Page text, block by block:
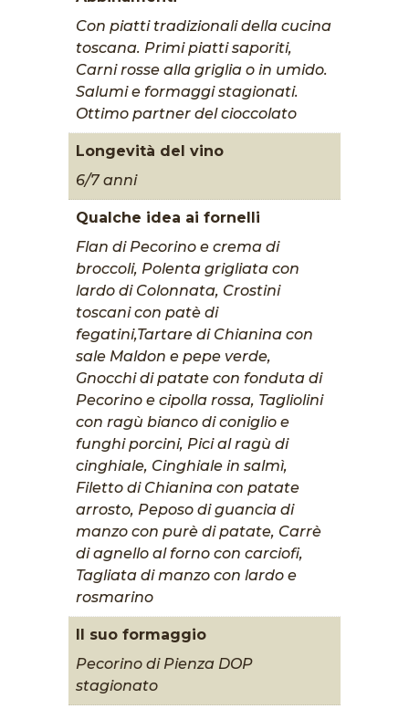
Con piatti tradizionali della cucina
toscana. Primi piatti saporiti,
Carni rosse alla griglia o in umido.
Salumi e formaggi stagionati.
Ottimo partner del cioccolato
Longevità del vino
6/7 anni
Qualche idea ai fornelli
Flan di Pecorino e crema di
broccoli, Polenta grigliata con
lardo di Colonnata, Crostini
toscani con patè di
fegatini,Tartare di Chianina con
sale Maldon e pepe verde,
Gnocchi di patate con fonduta di
Pecorino e cipolla rossa, Tagliolini
con ragù bianco di coniglio e
funghi porcini, Pici al ragù di
cinghiale, Cinghiale in salmì,
Filetto di Chianina con patate
arrosto, Peposo di guancia di
manzo con purè di patate, Carrè
di agnello al forno con carciofi,
Tagliata di manzo con lardo e
rosmarino
Il suo formaggio
Pecorino di Pienza DOP
stagionato